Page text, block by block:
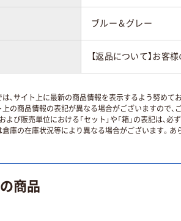
ブルー＆グレー
【返品について】お客
、サイト上に最新の商品情報を表示するよう努めてお
上の商品情報の表記が異なる場合がございますので
よび販売単位における「セット」や「箱」の表記は、
庫の在庫状況等により異なる場合がございます。あ
商品